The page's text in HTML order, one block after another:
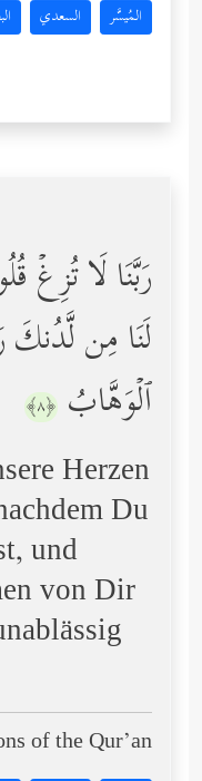
المُيسَّر السعدي
رَبَّنَا لَا تُزِغۡ
لَنَا مِن
ٱلۡوَهَّابُ ﴿٨﴾
Herzen
Du
und
von Dir
of the Qur’an: